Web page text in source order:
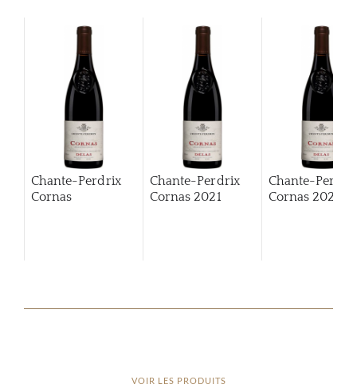
Chante-Perdrix
Cornas
Chante-Perdrix
Cornas 2021
Chante-
Cornas 2022
VOIR LES PRODUITS